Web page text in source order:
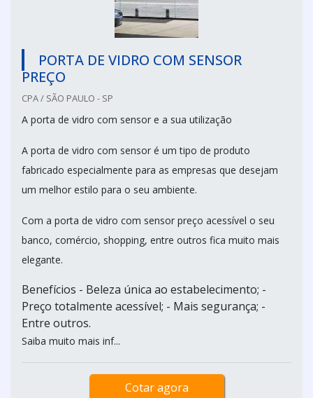
PORTA DE VIDRO COM SENSOR
PREÇO
CPA / SÃO PAULO - SP
A porta de vidro com sensor e a sua utilização
A porta de vidro com sensor é um tipo de produto
fabricado especialmente para as empresas que desejam
um melhor estilo para o seu ambiente.
Com a porta de vidro com sensor preço acessível o seu
banco, comércio, shopping, entre outros fica muito mais
elegante.
Benefícios - Beleza única ao estabelecimento; -
Preço totalmente acessível; - Mais segurança; -
Entre outros.
Saiba muito mais inf...
Cotar agora